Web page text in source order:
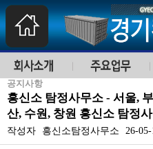
공지사항
흥신소 탐정사무소 - 서울,
산, 수원, 창원 흥신소 탐정
작성자 흥신소탐정사무소 26-05-